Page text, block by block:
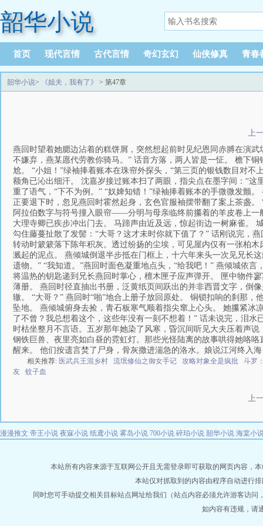
韶华小说
首页 现代言情 古代言情 奇幻玄幻 仙侠修真 青春
韶华小说> 《姐夫，我有了》 > 第47章
上
燕回时望着她腮边沾着的糕饼屑，突然想起前时见纪恩同赤膊在演
不嫌弃，燕某愿代劳教你骑马。” 话音方落，两人皆是一怔。 檐下
尬。 “小姐！”绿袖捧着账本在珠帘外探头，“第三页的银钱数目对
额角已沁出细汗。 沈嘉岁接过账本扫了两眼，指尖点在墨字间：“
重了语气，“下不为例。” “奴婢知错！”绿袖捧着账本的手微微发颤
正要退下时，忽见燕回时霍然起身，玄色官服袖摆带翻了案上茶盏
阿拉伯数字与符号撞入眼帘——分明与母亲临终前攥着的羊皮卷上
大理寺卿已疾步冲出门去。 马蹄声由近及远，惊起街边一树麻雀。
勾住藤蔓扯散了发髻：“大哥？这才未时你就下值了？” 话刚说完，
转动时簌簌落下陈年积灰。透过纷扬的尘埃，可见屋内仅有一张柏
溅起的泥点。 燕倾城倒退半步抵在门框上，十六年来头一次见兄长
遗物。” “我知道。”燕回时面色凝重地点头，“给我吧！” 燕倾城依
将温热的钥匙递到兄长燕回时掌心，檀木匣子应声弹开。 匣中物件
薄册。 燕回时径直抽出书册，泛黄纸页间跃出的并非西晋文字，倒
辙。 “大哥？” 燕回时“啪”地合上册子放回原处。 铜锁扣响的刹那
坠地。 燕倾城俯身去捡，青石板寒气顺着指尖窜上心头。 她攥紧
了不曾？我总想着这个，这些年没有一刻不想着！” 话未说完，泪
时枯坐整月不言语。五岁那年她染了风寒，昏沉间听见大夫压着声
钢铁巨兽、夜里亮如白昼的霓虹灯。那些光怪陆离的故事哄得她咯
醒来。 他们按遗言焚了尸身，骨灰撒进湍急的洛水。娘说江河终入
相关推荐: 医武兵王混乡村 流氓修仙之御女手记 攻略对象全是疯批
斗罗
友
蚊子血
上
漫漫推文 帝王小说 夜寐小说 纸鸢小说 雾岛小说 700小说 碎珀小说 韶华小说 海棠小
本站所有内容来源于互联网公开且无需登录即可获取的网页内容，
本站仅对抓取到的内容由程序自动进行
同时您可手动提交相关目标站点网址给我们（站点内容必须允许游客访
如内容有违规，请